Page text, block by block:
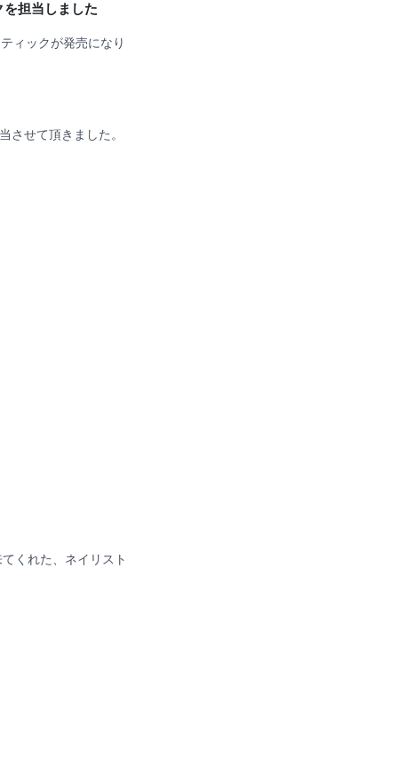
担当しました
ィックが発売になり
させて頂きました。
くれた、ネイリスト